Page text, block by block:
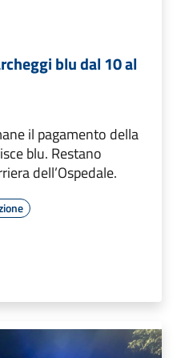
blu dal 10 al
il pagamento della
blu. Restano
dell’Ospedale.